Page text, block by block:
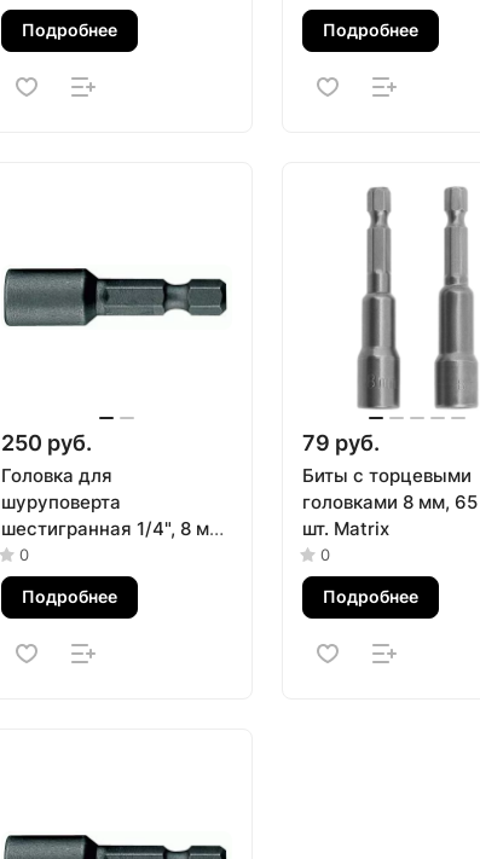
Подробнее Подробнее
250 руб.
Головка для
шуруповерта
шестигранная 1/4", 8 мм,
L = 65 мм, магнитная
KING TONY 7616508M
0
Подробнее
79 руб.
Биты с торцевыми
головками 8 мм,
шт. Matrix
0
Подробнее